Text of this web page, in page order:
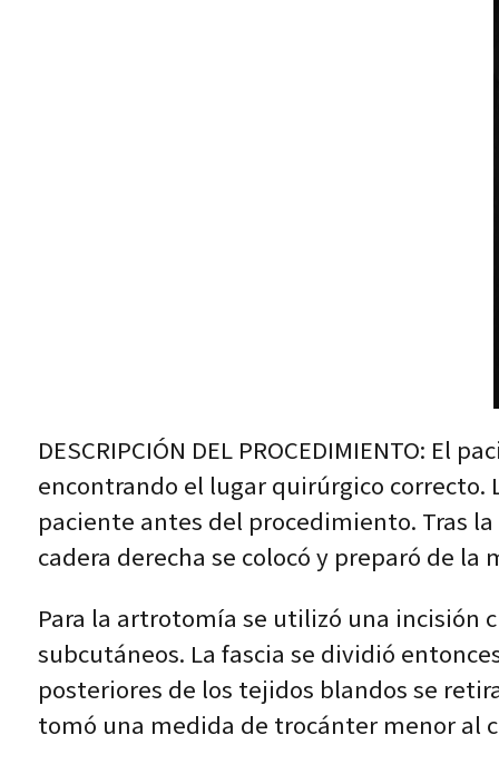
DESCRIPCIÓN DEL PROCEDIMIENTO:
encontrando el lugar quirúrgico
paciente antes del procedimiento. Tras
cadera derecha se colocó y preparó de
Para la artrotomía se utilizó una incisión
subcutáneos. La fascia se dividió
posteriores de los tejidos blandos se
tomó una medida de trocánter menor al